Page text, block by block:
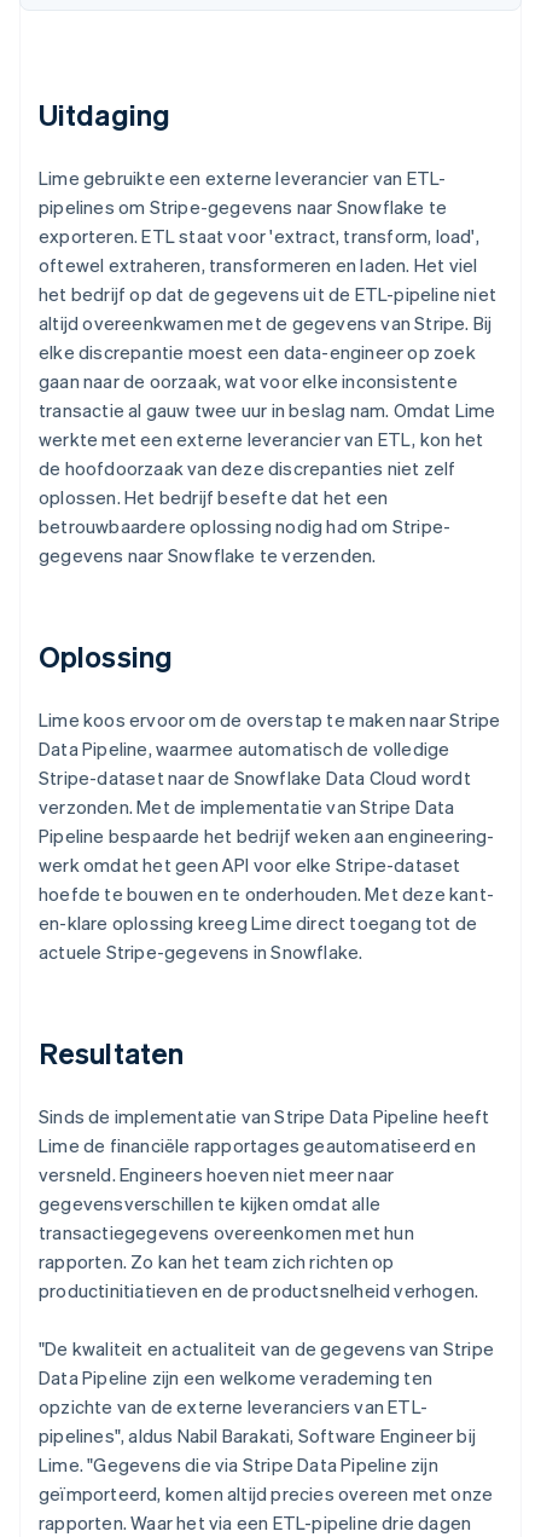
Uitdaging
Lime gebruikte een externe leverancier van ETL-
pipelines om Stripe-gegevens naar Snowflake te
exporteren. ETL staat voor 'extract, transform, load',
oftewel extraheren, transformeren en laden. Het viel
het bedrijf op dat de gegevens uit de ETL-pipeline niet
altijd overeenkwamen met de gegevens van Stripe. Bij
elke discrepantie moest een data-engineer op zoek
gaan naar de oorzaak, wat voor elke inconsistente
transactie al gauw twee uur in beslag nam. Omdat Lime
werkte met een externe leverancier van ETL, kon het
de hoofdoorzaak van deze discrepanties niet zelf
oplossen. Het bedrijf besefte dat het een
betrouwbaardere oplossing nodig had om Stripe-
gegevens naar Snowflake te verzenden.
Oplossing
Lime koos ervoor om de overstap te maken naar Stripe
Data Pipeline, waarmee automatisch de volledige
Stripe-dataset naar de Snowflake Data Cloud wordt
verzonden. Met de implementatie van Stripe Data
Pipeline bespaarde het bedrijf weken aan engineering-
werk omdat het geen API voor elke Stripe-dataset
hoefde te bouwen en te onderhouden. Met deze kant-
en-klare oplossing kreeg Lime direct toegang tot de
actuele Stripe-gegevens in Snowflake.
Resultaten
Sinds de implementatie van Stripe Data Pipeline heeft
Lime de financiële rapportages geautomatiseerd en
versneld. Engineers hoeven niet meer naar
gegevensverschillen te kijken omdat alle
transactiegegevens overeenkomen met hun
rapporten. Zo kan het team zich richten op
productinitiatieven en de productsnelheid verhogen.
"De kwaliteit en actualiteit van de gegevens van Stripe
Data Pipeline zijn een welkome verademing ten
opzichte van de externe leveranciers van ETL-
pipelines", aldus Nabil Barakati, Software Engineer bij
Lime. "Gegevens die via Stripe Data Pipeline zijn
geïmporteerd, komen altijd precies overeen met onze
rapporten. Waar het via een ETL-pipeline drie dagen